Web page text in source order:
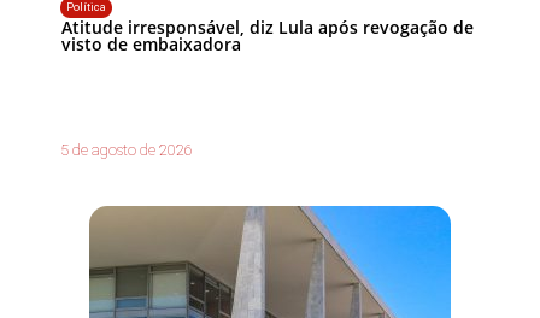
Política
Atitude irresponsável, diz Lula após revogação de
visto de embaixadora
5 de agosto de 2026